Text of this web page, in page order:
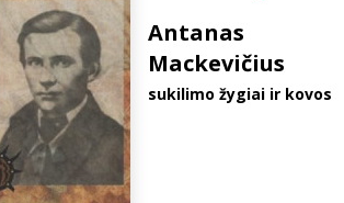
Antanas
Mackevičius
sukilimo žygiai ir kovos